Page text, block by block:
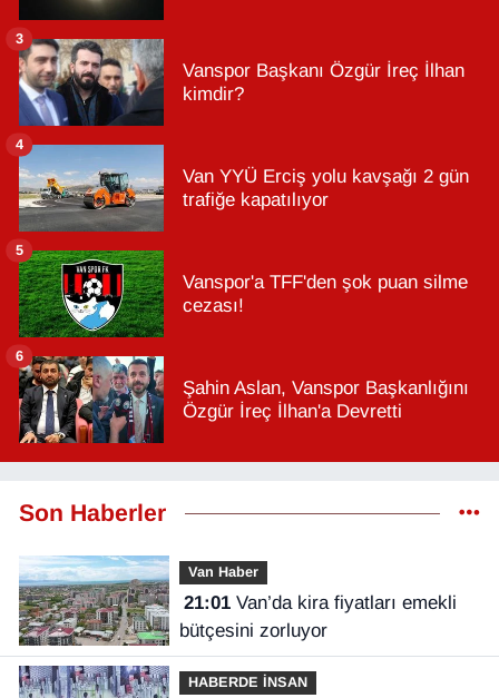
Vanspor Başkanı Özgür İreç İlhan
kimdir?
3
Van YYÜ Erciş yolu kavşağı 2 gün
trafiğe kapatılıyor
4
Vanspor'a TFF'den şok puan silme
cezası!
5
Şahin Aslan, Vanspor Başkanlığını
Özgür İreç İlhan'a Devretti
6
Son Haberler
Van Haber
21:01Van’da kira fiyatları emekli
bütçesini zorluyor
HABERDE İNSAN